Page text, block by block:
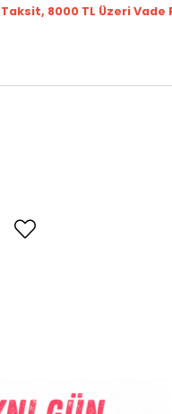
8000 TL Üzeri Vade